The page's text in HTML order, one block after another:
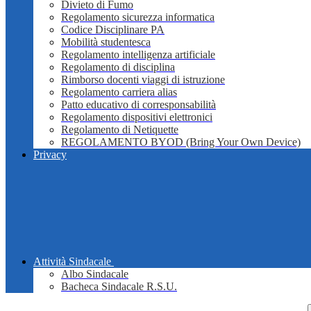
Divieto di Fumo
Regolamento sicurezza informatica
Codice Disciplinare PA
Mobilità studentesca
Regolamento intelligenza artificiale
Regolamento di disciplina
Rimborso docenti viaggi di istruzione
Regolamento carriera alias
Patto educativo di corresponsabilità
Regolamento dispositivi elettronici
Regolamento di Netiquette
REGOLAMENTO BYOD (Bring Your Own Device)
Privacy
Attività Sindacale
Albo Sindacale
Bacheca Sindacale R.S.U.